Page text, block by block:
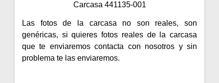
Carcasa 441135-001
Las fotos de la carcasa no son reales, son
genéricas, si quieres fotos reales de la carcasa
que te enviaremos contacta con nosotros y sin
problema te las enviaremos.